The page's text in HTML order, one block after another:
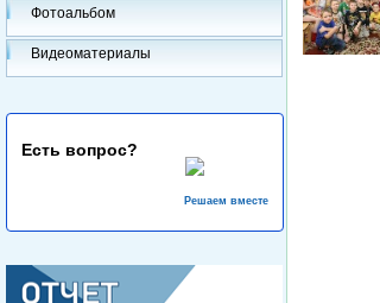
Фотоальбом
Видеоматериалы
Есть вопрос?
Решаем вместе